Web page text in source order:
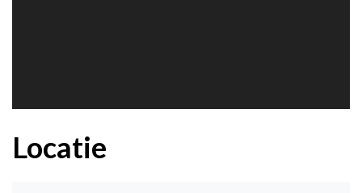
Locatie